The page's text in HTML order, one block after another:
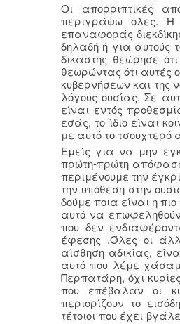
Οι απορριπτικές
περιγράψω όλες. Η
επαναφοράς
δηλαδή ή για αυτούς
δικαστής θεώρησε
θεωρώντας ότι αυτές
κυβερνήσεων και της
λόγους ουσίας. Σε
είναι εντός
εσάς, το ίδιο είναι
με αυτό το τσουχτερό
Εμείς για να μην
πρώτη-πρώτη
περιμένουμε την
την υπόθεση στην
δούμε ποια είναι η
αυτό να
που δεν
έφεσης .Όλες οι
αίσθηση αδικίας,
αυτό που λέμε
Περπατάρη, όχι
που επέβαλαν οι
περιορίζουν το
τέτοιοι που έχει